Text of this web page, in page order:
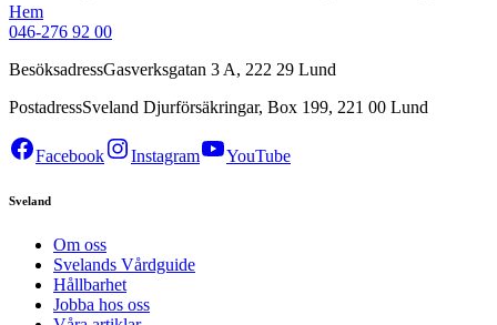
Hem
046-276 92 00
BesöksadressGasverksgatan 3 A, 222 29 Lund
PostadressSveland Djurförsäkringar, Box 199, 221 00 Lund
Facebook Instagram YouTube
Sveland
Om oss
Svelands Vårdguide
Hållbarhet
Jobba hos oss